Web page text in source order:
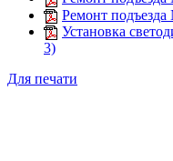
Ремонт
Установка
3)
Для печати